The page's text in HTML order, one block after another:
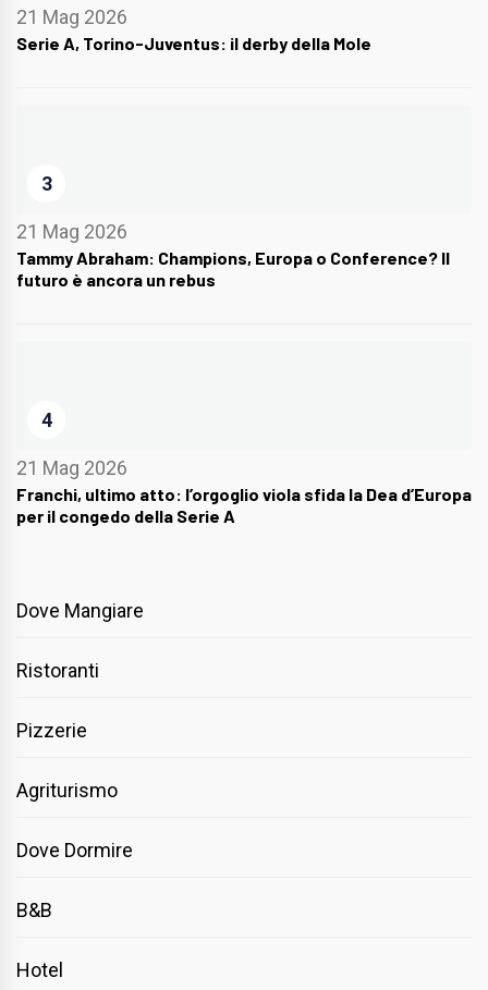
21 Mag 2026
Serie A, Torino-Juventus: il derby della Mole
3
21 Mag 2026
Tammy Abraham: Champions, Europa o Conference? Il
futuro è ancora un rebus
4
21 Mag 2026
Franchi, ultimo atto: l’orgoglio viola sfida la Dea d’Europa
per il congedo della Serie A
Dove Mangiare
Ristoranti
Pizzerie
Agriturismo
Dove Dormire
B&B
Hotel